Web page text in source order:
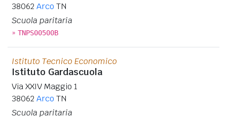
38062 Arco TN
Scuola paritaria
» TNPS00500B
Istituto Tecnico Economico
Istituto Gardascuola
Via XXIV Maggio 1
38062 Arco TN
Scuola paritaria